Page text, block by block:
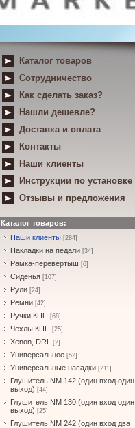
Каталог товаров
Сотрудничество
Как сделать заказ?
Нашли дешевле?
Доставка и оплата
Контакты
Наши клиенты
Инструкции по установке
Отзывы и предложения
Каталог товаров:
Наши клиенты [284]
Накладки на педали [34]
Рамка-перевертыш [6]
Сиденья [107]
Рули [24]
Ремни [42]
Ручки КПП [68]
Чехлы КПП [25]
Xenon, DRL [2]
Универсальное [52]
Универсальные насадки [211]
Глушитель NM 142 (один вход один
выход) [44]
Глушитель NM 130 (один вход один
выход) [25]
Глушитель NM 242 (один вход два